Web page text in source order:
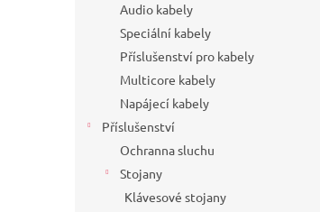
Audio kabely
Speciální kabely
Příslušenství pro kabely
Multicore kabely
Napájecí kabely
Příslušenství
Ochranna sluchu
Stojany
Klávesové stojany